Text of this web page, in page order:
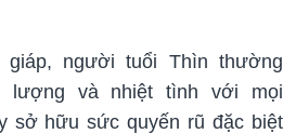
giáp, người tuổi Thìn thường
lượng và nhiệt tình với mọi
sở hữu sức quyến rũ đặc biệt